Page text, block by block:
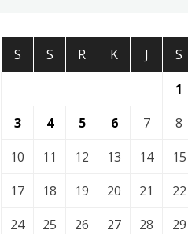
S S R K J S
1
3
4 5 6 7 8
10
11 12 13 14 15
17
18 19 20 21 22
24
25 26 27 28 29